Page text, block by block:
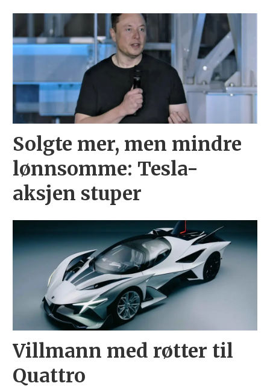
Solgte mer, men mindre
lønnsomme: Tesla-
aksjen stuper
Villmann med røtter til
Quattro